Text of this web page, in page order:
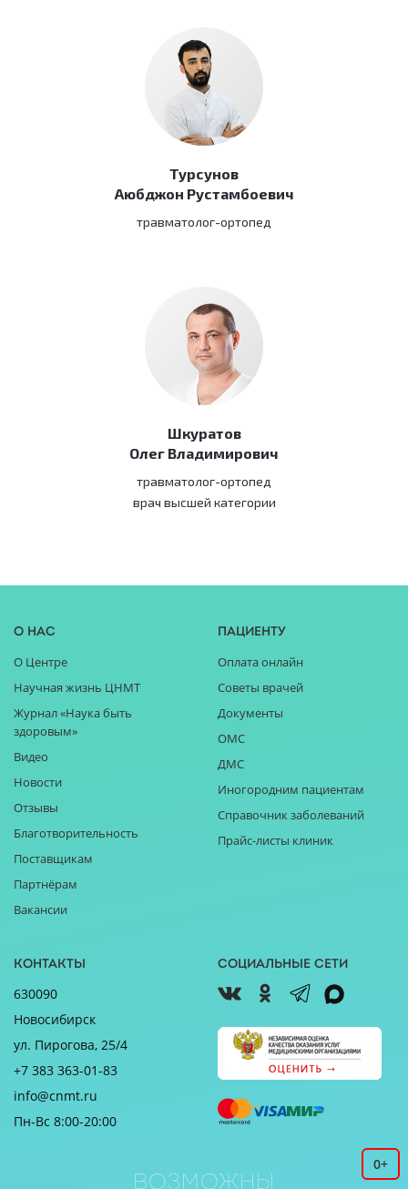
Турсунов
Аюбджон Рустамбоевич
травматолог-ортопед
Шкуратов
Олег Владимирович
травматолог-ортопед
врач высшей категории
О нас
О Центре
Научная жизнь ЦНМТ
Журнал «Наука быть
здоровым»
Видео
Новости
Отзывы
Благотворительность
Поставщикам
Партнёрам
Вакансии
Пациенту
Оплата онлайн
Советы врачей
Документы
ОМС
ДМС
Иногородним пациентам
Справочник заболеваний
Прайс-листы клиник
Контакты
630090
Новосибирск
ул. Пирогова, 25/4
+7 383 363-01-83
info@cnmt.ru
Пн-Вс 8:00-20:00
Социальные сети
0+
Возможны